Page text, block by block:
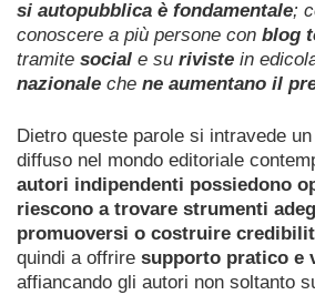
si autopubblica è fondamentale;
conoscere a più persone con blog
tramite social e su riviste in
nazionale che ne aumentano il
Dietro queste parole si intravede
diffuso nel mondo editoriale
autori indipendenti possiedono
riescono a trovare strumenti
promuoversi o costruire
quindi a offrire supporto pratico e
affiancando gli autori non soltanto